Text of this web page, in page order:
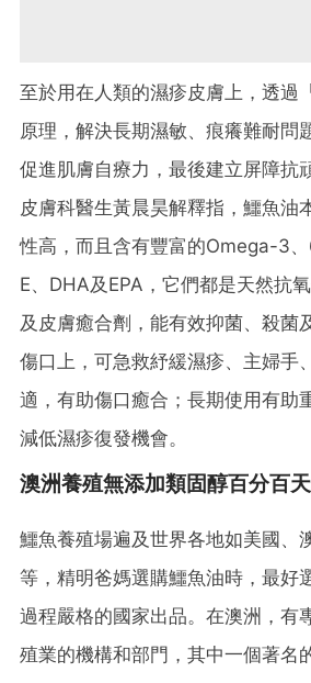
至於用在人類的濕疹皮膚上，透過
原理，解決長期濕敏、痕癢難耐問
促進肌膚自療力，最後建立屏障抗
皮膚科醫生黃晨昊解釋指，鱷魚油
性高，而且含有豐富的Omega-3
E、DHA及EPA，它們都是天然抗
及皮膚癒合劑，能有效抑菌、殺菌
傷口上，可急救紓緩濕疹、主婦手
適，有助傷口癒合；長期使用有助
減低濕疹復發機會。
澳洲養殖無添加類固醇百分百
鱷魚養殖場遍及世界各地如美國、
等，精明爸媽選購鱷魚油時，最好
過程嚴格的國家出品。在澳洲，有
殖業的機構和部門，其中一個著名